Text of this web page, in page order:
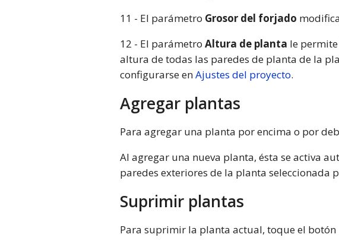
11 - El parámetro Grosor del forjado
12 - El parámetro Altura de planta le
altura de todas las paredes de planta de la
configurarse enAjustes del proyecto.
Agregar plantas
Para agregar una planta por encima o por
Al agregar una nueva planta, ésta se activa
paredes exteriores de la planta seleccionada
Suprimir plantas
Para suprimir la planta actual, toque el botón